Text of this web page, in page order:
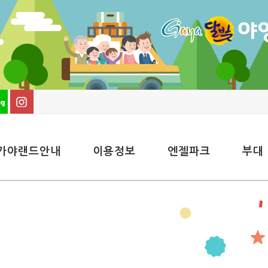
야랜드안내 이용정보 엔젤파크 부대